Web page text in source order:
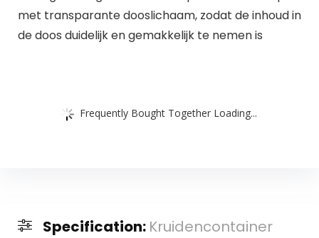
met transparante dooslichaam, zodat de inhoud in
de doos duidelijk en gemakkelijk te nemen is
Frequently Bought Together Loading...
Specification: Kruidencontainer